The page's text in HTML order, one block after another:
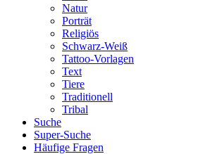
Natur
Porträt
Religiös
Schwarz-Weiß
Tattoo-Vorlagen
Text
Tiere
Traditionell
Tribal
Suche
Super-Suche
Häufige Fragen